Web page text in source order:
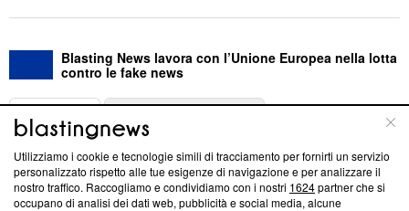
Blasting News lavora con l’Unione Europea nella lotta
contro le fake news
ABOUT
Questa sezione offre informazioni trasparenti su Blasting
News, sui nostri processi editoriali e su come ci impegniamo a
Utilizziamo i cookie e tecnologie simili di tracciamento per fornirti un servizio
personalizzato rispetto alle tue esigenze di navigazione e per analizzare il
nostro traffico. Raccogliamo e condividiamo con i nostri 1624partner che si
occupano di analisi dei dati web, pubblicità e social media, alcune